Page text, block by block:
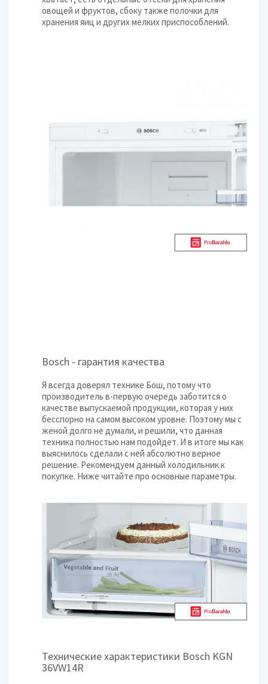
овощей и фруктов, сбоку также полочки для
хранения яиц и других мелких приспособлений.
Bosch - гарантия качества
Я всегда доверял технике Бош, потому что
производитель в-первую очередь заботится о
качестве выпускаемой продукции, которая у них
бесспорно на самом высоком уровне. Поэтому мы с
женой долго не думали, и решили, что данная
техника полностью нам подойдет. И в итоге мы как
выяснилось сделали с ней абсолютно верное
решение. Рекомендуем данный холодильник к
покупке. Ниже читайте про основные параметры.
Технические характеристики Bosch KGN
36VW14R